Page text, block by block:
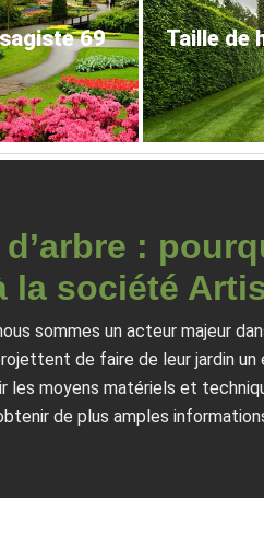
69 Taille de
:
la société
sommes un acteur majeur
de faire de leur jardin
les moyens matériels et
de plus amples